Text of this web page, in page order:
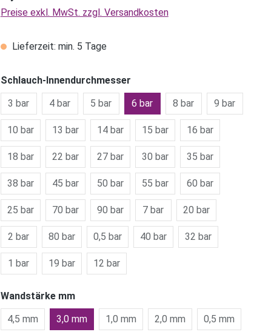
Preise exkl. MwSt. zzgl. Versandkosten
Lieferzeit: min. 5 Tage
Schlauch-Innendurchmesser
3 bar
4 bar 5 bar 6 bar 8 bar 9 bar
10 bar 13 bar 14 bar 15 bar 16 bar
18 bar 22 bar 27 bar 30 bar 35 bar
38 bar 45 bar 50 bar 55 bar 60 bar
25 bar 70 bar 90 bar 7 bar 20 bar
2 bar 80 bar 0,5 bar 40 bar 32 bar
1 bar 19 bar 12 bar
Wandstärke mm
4,5 mm
3,0 mm 1,0 mm 2,0 mm 0,5 mm